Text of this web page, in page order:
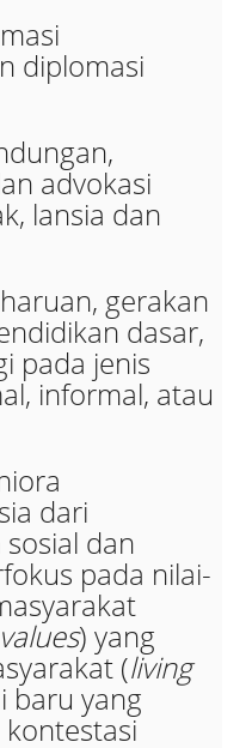
diplomasi
advokasi
lansia dan
gerakan
dasar,
pada jenis
informal, atau
dari
dan
pada nilai-
) yang
(living
baru yang